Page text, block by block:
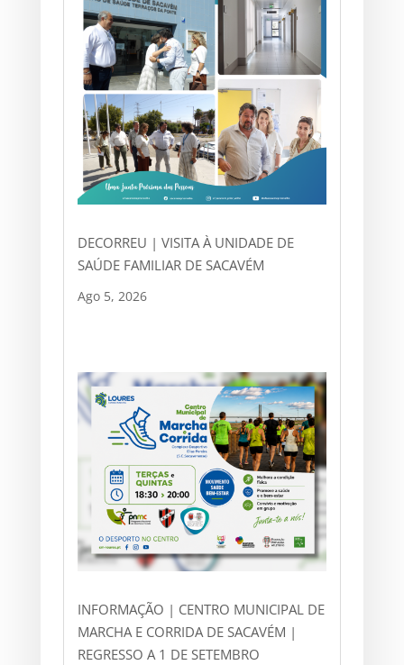
DECORREU | VISITA À UNIDADE DE
SAÚDE FAMILIAR DE SACAVÉM
Ago 5, 2026
INFORMAÇÃO | CENTRO MUNICIPAL DE
MARCHA E CORRIDA DE SACAVÉM |
REGRESSO A 1 DE SETEMBRO